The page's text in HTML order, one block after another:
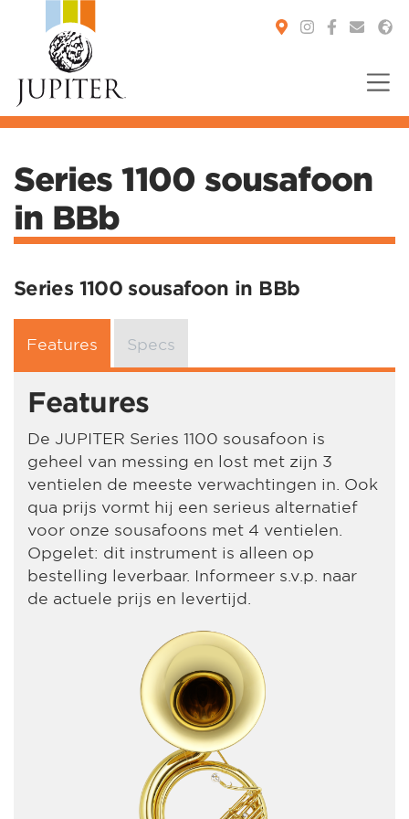
Series 1100 sousafoon
in BBb
Series 1100 sousafoon in BBb
Features Specs
Features
De JUPITER Series 1100 sousafoon is
geheel van messing en lost met zijn 3
ventielen de meeste verwachtingen in. Ook
qua prijs vormt hij een serieus alternatief
voor onze sousafoons met 4 ventielen.
Opgelet: dit instrument is alleen op
bestelling leverbaar. Informeer s.v.p. naar
de actuele prijs en levertijd.